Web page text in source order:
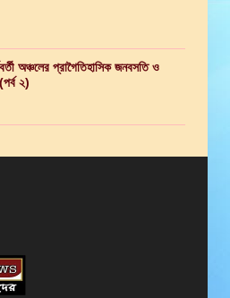
অঞ্চলের প্রাগৈতিহাসিক জনবসতি ও
২)